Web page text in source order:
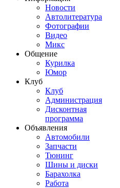
Новости
Автолитература
Фотографии
Видео
Микс
Общение
Курилка
Юмор
Клуб
Клуб
Администрация
Дисконтная
программа
Объявления
Автомобили
Запчасти
Тюнинг
Шины и диски
Барахолка
Работа